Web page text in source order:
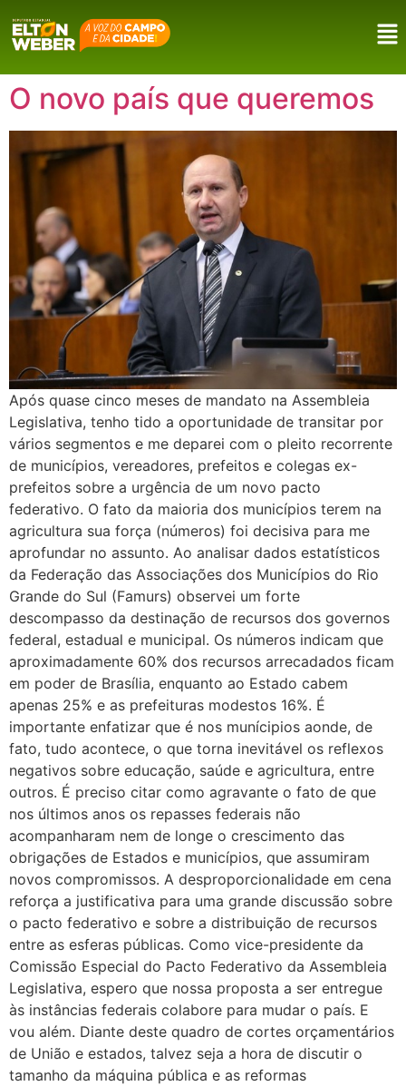
O novo país que queremos
Após quase cinco meses de mandato na Assembleia
Legislativa, tenho tido a oportunidade de transitar por
vários segmentos e me deparei com o pleito recorrente
de municípios, vereadores, prefeitos e colegas ex-
prefeitos sobre a urgência de um novo pacto
federativo. O fato da maioria dos municípios terem na
agricultura sua força (números) foi decisiva para me
aprofundar no assunto. Ao analisar dados estatísticos
da Federação das Associações dos Municípios do Rio
Grande do Sul (Famurs) observei um forte
descompasso da destinação de recursos dos governos
federal, estadual e municipal. Os números indicam que
aproximadamente 60% dos recursos arrecadados ficam
em poder de Brasília, enquanto ao Estado cabem
apenas 25% e as prefeituras modestos 16%. É
importante enfatizar que é nos munícipios aonde, de
fato, tudo acontece, o que torna inevitável os reflexos
negativos sobre educação, saúde e agricultura, entre
outros. É preciso citar como agravante o fato de que
nos últimos anos os repasses federais não
acompanharam nem de longe o crescimento das
obrigações de Estados e municípios, que assumiram
novos compromissos. A desproporcionalidade em cena
reforça a justificativa para uma grande discussão sobre
o pacto federativo e sobre a distribuição de recursos
entre as esferas públicas. Como vice-presidente da
Comissão Especial do Pacto Federativo da Assembleia
Legislativa, espero que nossa proposta a ser entregue
às instâncias federais colabore para mudar o país. E
vou além. Diante deste quadro de cortes orçamentários
de União e estados, talvez seja a hora de discutir o
tamanho da máquina pública e as reformas